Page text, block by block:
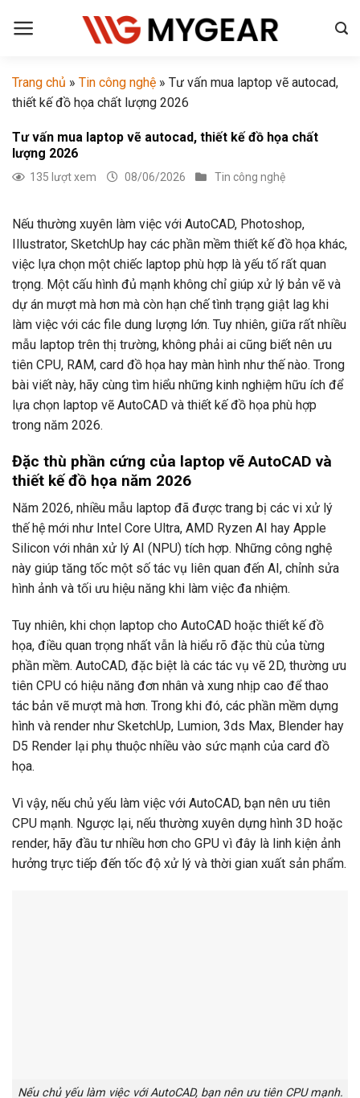
đến
Trang chủ » Tin công nghệ » Tư vấn mua laptop vẽ autocad,
thiết kế đồ họa chất lượng 2026
Tư vấn mua laptop vẽ autocad, thiết kế đồ họa chất
lượng 2026
135 lượt xem 08/06/2026 Tin công nghệ
Nếu thường xuyên làm việc với AutoCAD, Photoshop,
Illustrator, SketchUp hay các phần mềm thiết kế đồ họa khác,
việc lựa chọn một chiếc laptop phù hợp là yếu tố rất quan
trọng. Một cấu hình đủ mạnh không chỉ giúp xử lý bản vẽ và
dự án mượt mà hơn mà còn hạn chế tình trạng giật lag khi
làm việc với các file dung lượng lớn. Tuy nhiên, giữa rất nhiều
mẫu laptop trên thị trường, không phải ai cũng biết nên ưu
tiên CPU, RAM, card đồ họa hay màn hình như thế nào. Trong
bài viết này, hãy cùng tìm hiểu những kinh nghiệm hữu ích để
lựa chọn laptop vẽ AutoCAD và thiết kế đồ họa phù hợp
trong năm 2026.
Đặc thù phần cứng của laptop vẽ AutoCAD và
thiết kế đồ họa năm 2026
Năm 2026, nhiều mẫu laptop đã được trang bị các vi xử lý
thế hệ mới như Intel Core Ultra, AMD Ryzen AI hay Apple
Silicon với nhân xử lý AI (NPU) tích hợp. Những công nghệ
này giúp tăng tốc một số tác vụ liên quan đến AI, chỉnh sửa
hình ảnh và tối ưu hiệu năng khi làm việc đa nhiệm.
Tuy nhiên, khi chọn laptop cho AutoCAD hoặc thiết kế đồ
họa, điều quan trọng nhất vẫn là hiểu rõ đặc thù của từng
phần mềm. AutoCAD, đặc biệt là các tác vụ vẽ 2D, thường ưu
tiên CPU có hiệu năng đơn nhân và xung nhịp cao để thao
tác bản vẽ mượt mà hơn. Trong khi đó, các phần mềm dựng
hình và render như SketchUp, Lumion, 3ds Max, Blender hay
D5 Render lại phụ thuộc nhiều vào sức mạnh của card đồ
họa.
Vì vậy, nếu chủ yếu làm việc với AutoCAD, bạn nên ưu tiên
CPU mạnh. Ngược lại, nếu thường xuyên dựng hình 3D hoặc
render, hãy đầu tư nhiều hơn cho GPU vì đây là linh kiện ảnh
hưởng trực tiếp đến tốc độ xử lý và thời gian xuất sản phẩm.
Nếu chủ yếu làm việc với AutoCAD, bạn nên ưu tiên CPU mạnh.